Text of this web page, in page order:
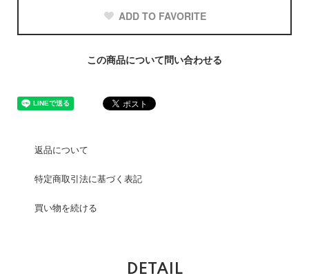
ADD TO FAVORITE
この商品について問い合わせる
返品について
特定商取引法に基づく表記
買い物を続ける
DETAIL